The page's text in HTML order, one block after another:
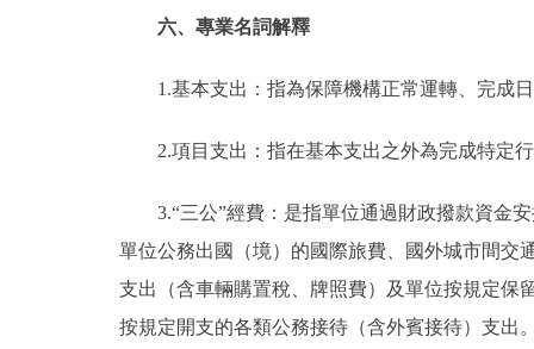
六、專業名詞解釋
1.基本支出：指為保障機構正常運轉、完成
2.項目支出：指在基本支出之外為完成特定
3.“三公”經費：是指單位通過財政撥款資金
單位公務出國（境）的國際旅費、國外城市間交
支出（含車輛購置稅、牌照費）及單位按規定保
按規定開支的各類公務接待（含外賓接待）支出